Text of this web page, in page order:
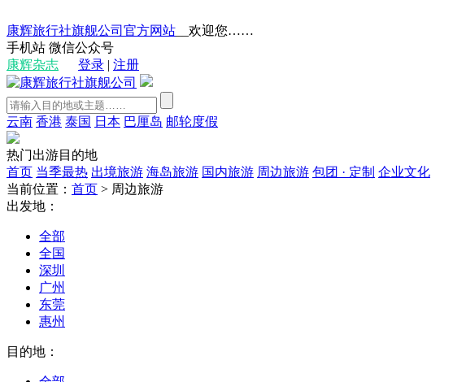
康辉旅行社旗舰公司官方网站 __欢迎您……
手机站 微信公众号
康辉杂志
登录 | 注册
云南 香港 泰国 日本 巴厘岛 邮轮度假
热门出游目的地
首页 当季最热 出境旅游 海岛旅游 国内旅游 周边旅游 包团 · 定制 企业文化
当前位置： 首页 > 周边旅游
出发地：
全部
全国
深圳
广州
东莞
惠州
目的地：